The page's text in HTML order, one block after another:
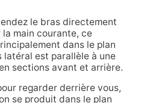
le bras directement
main courante, ce
dans le plan
est parallèle à une
sections avant et arrière.
regarder derrière vous,
se produit dans le plan